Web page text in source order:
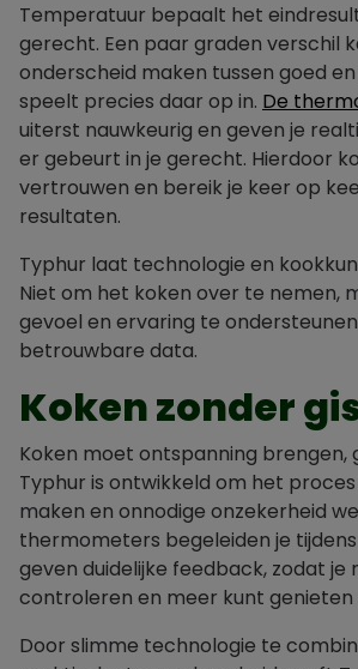
Temperatuur bepaalt het
gerecht. Een paar graden verschil
onderscheid maken tussen goed
speelt precies daar op in. De
uiterst nauwkeurig en geven je
er gebeurt in je gerecht. Hierdoor
vertrouwen en bereik je keer op
resultaten.
Typhur laat technologie en
Niet om het koken over te nemen,
gevoel en ervaring te
betrouwbare data.
Koken zonder
Koken moet ontspanning brengen,
Typhur is ontwikkeld om het
maken en onnodige onzekerheid
thermometers begeleiden je
geven duidelijke feedback, zodat
controleren en meer kunt
Door slimme technologie te